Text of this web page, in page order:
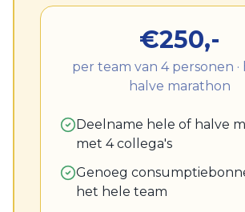
€250,-
per team van 4 personen ·
halve marathon
Deelname hele of halve
met 4 collega's
Genoeg
het hele team